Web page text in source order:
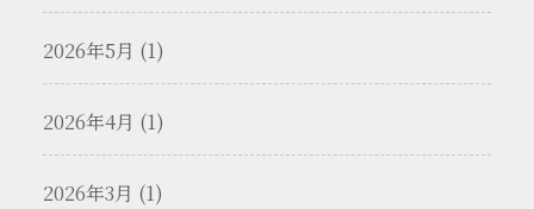
2026年5月 (1)
2026年4月 (1)
2026年3月 (1)